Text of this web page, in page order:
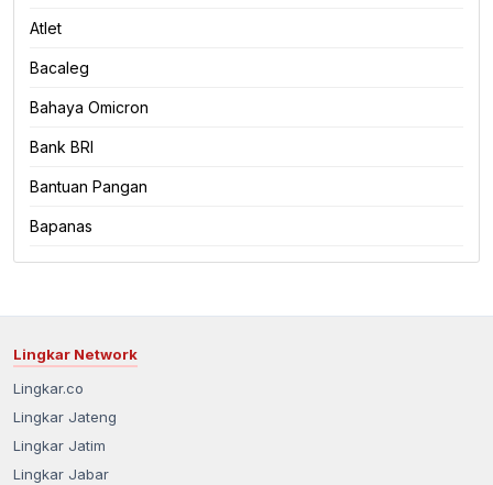
Atlet
Bacaleg
Bahaya Omicron
Bank BRI
Bantuan Pangan
Bapanas
Lingkar Network
Lingkar.co
Lingkar Jateng
Lingkar Jatim
Lingkar Jabar